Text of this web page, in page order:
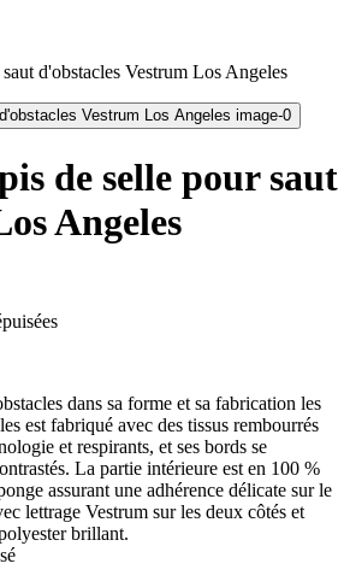
d'obstacles Vestrum Los Angeles
de selle pour saut
Angeles
dans sa forme et sa fabrication les
est fabriqué avec des tissus rembourrés
et respirants, et ses bords se
La partie intérieure est en 100 %
assurant une adhérence délicate sur le
lettrage Vestrum sur les deux côtés et
brillant.